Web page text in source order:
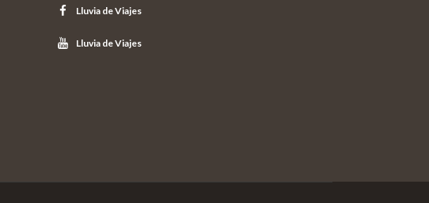
Lluvia de Viajes
Lluvia de Viajes